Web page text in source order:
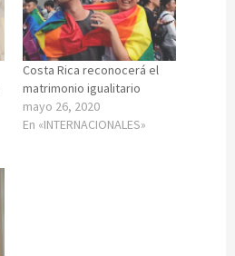
Costa Rica reconocerá el
matrimonio igualitario
mayo 26, 2020
En «INTERNACIONALES»